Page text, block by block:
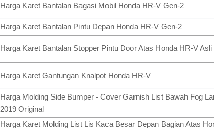
Harga Karet Bantalan Bagasi Mobil Honda HR-V Gen-2
Harga Karet Bantalan Pintu Depan Honda HR-V Gen-2
Harga Karet Bantalan Stopper Pintu Door Atas Honda HR-V Asli
Harga Karet Gantungan Knalpot Honda HR-V
Harga Molding Side Bumper - Cover Garnish List Bawah Fog
2019 Original
Harga Karet Molding List Lis Kaca Besar Depan Bagian Atas